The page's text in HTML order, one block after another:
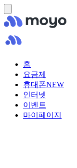
홈
요금제
휴대폰NEW
인터넷
이벤트
마이페이지